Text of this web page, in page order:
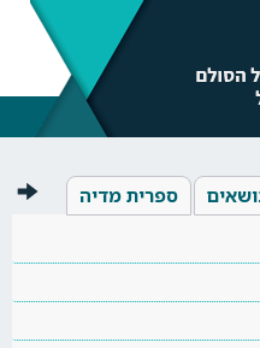
ספרית מדיה